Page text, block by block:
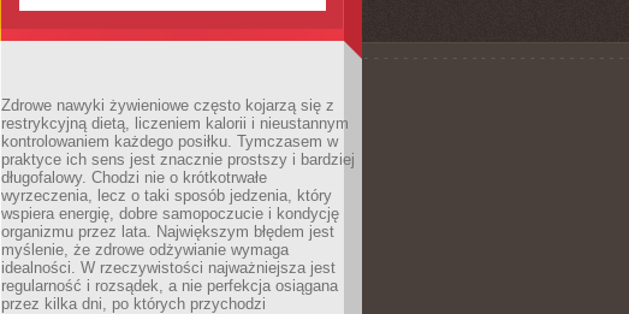
Zdrowe nawyki żywieniowe często kojarzą się z
restrykcyjną dietą, liczeniem kalorii i nieustannym
kontrolowaniem każdego posiłku. Tymczasem w
praktyce ich sens jest znacznie prostszy i bardziej
długofalowy. Chodzi nie o krótkotrwałe
wyrzeczenia, lecz o taki sposób jedzenia, który
wspiera energię, dobre samopoczucie i kondycję
organizmu przez lata. Największym błędem jest
myślenie, że zdrowe odżywianie wymaga
idealności. W rzeczywistości najważniejsza jest
regularność i rozsądek, a nie perfekcja osiągana
przez kilka dni, po których przychodzi